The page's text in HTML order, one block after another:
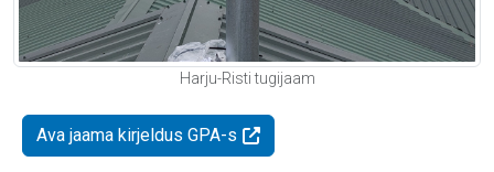
Harju-Risti tugijaam
Ava jaama kirjeldus GPA-s